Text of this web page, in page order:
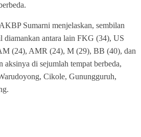
Sumarni menjelaskan, sembilan
diamankan antara lain FKG (34), US
(24), AMR (24), M (29), BB (40), dan
di sejumlah tempat berbeda,
Cikole, Gunungguruh,